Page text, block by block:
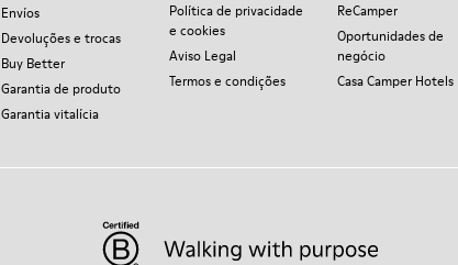
Envíos
Devoluções e trocas
Buy Better
Garantia de produto
Garantia vitalícia
Política de privacidade
e cookies
Aviso Legal
Termos e condições
ReCamper
Oportunidades de
negócio
Casa Camper Hotels